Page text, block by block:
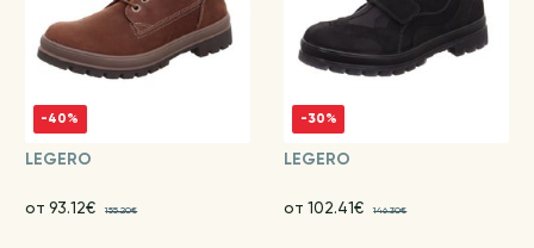
-40%
LEGERO
от 93.12€ 155.20€
-30%
LEGERO
от 102.41€ 146.30€